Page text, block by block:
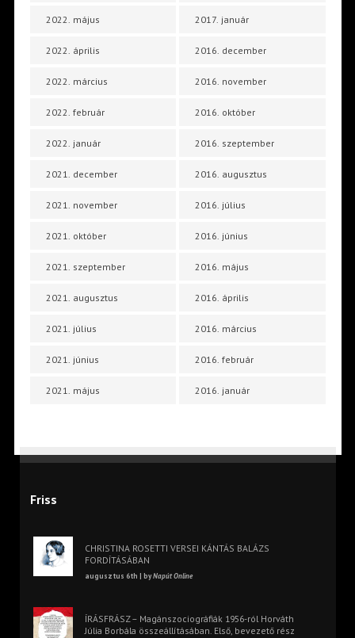
2022. május
2022. április
2022. március
2022. február
2022. január
2021. december
2021. november
2021. október
2021. szeptember
2021. augusztus
2021. július
2021. június
2021. május
2017. január
2016. december
2016. november
2016. október
2016. szeptember
2016. augusztus
2016. július
2016. június
2016. május
2016. április
2016. március
2016. február
2016. január
Friss
CHRISTINA ROSETTI VERSEI KÁNTÁS BALÁZS
FORDÍTÁSÁBAN
augusztus 6th | byNapút Online
ÍRÁSFRÁSZ – Magánszociográfiák 1956-ról Horváth
Júlia Borbála összeállításában. Első, bevezető rész